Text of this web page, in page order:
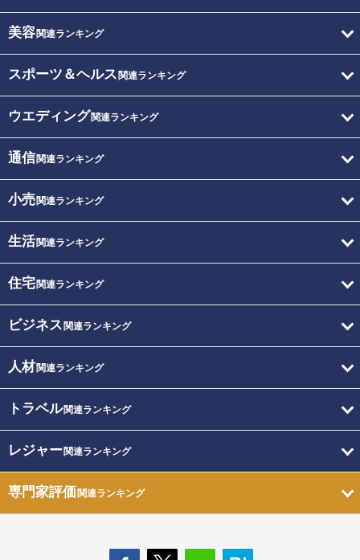
美容関連ランキング
スポーツ＆ヘルス 関連ランキング
ウエディング関連ランキング
通信関連ランキング
小売関連ランキング
生活関連ランキング
住宅関連ランキング
ビジネス 関連ランキング
人材関連ランキング
トラベル関連ランキング
レジャー関連ランキング
専門家評価関連ランキング